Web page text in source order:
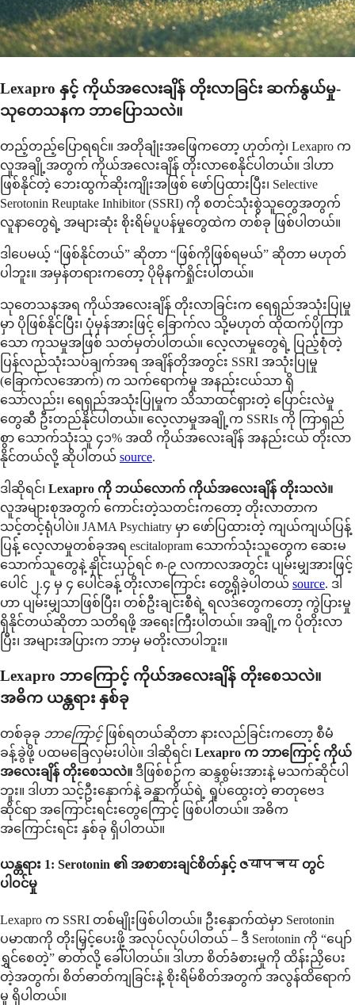
Lexapro နှင့် ကိုယ်အလေးချိန် တိုးလာခြင်း ဆက်နွယ်မှု-
သုတေသနက ဘာပြောသလဲ။
တည့်တည့်ပြောရရင်။ အတိုချုံးအဖြေကတော့ ဟုတ်ကဲ့၊ Lexapro က
လူအချို့အတွက် ကိုယ်အလေးချိန် တိုးလာစေနိုင်ပါတယ်။ ဒါဟာ
ဖြစ်နိုင်တဲ့ ဘေးထွက်ဆိုးကျိုးအဖြစ် ဖော်ပြထားပြီး၊ Selective
Serotonin Reuptake Inhibitor (SSRI) ကို စတင်သုံးစွဲသူတွေအတွက်
လူနာတွေရဲ့ အများဆုံး စိုးရိမ်ပူပန်မှုတွေထဲက တစ်ခု ဖြစ်ပါတယ်။
ဒါပေမယ့် “ဖြစ်နိုင်တယ်” ဆိုတာ “ဖြစ်ကိုဖြစ်ရမယ်” ဆိုတာ မဟုတ်
ပါဘူး။ အမှန်တရားကတော့ ပိုမိုနက်ရှိုင်းပါတယ်။
သုတေသနအရ ကိုယ်အလေးချိန် တိုးလာခြင်းက ရေရှည်အသုံးပြုမှု
မှာ ပိုဖြစ်နိုင်ပြီး၊ ပုံမှန်အားဖြင့် ခြောက်လ သို့မဟုတ် ထိုထက်ပိုကြာ
သော ကုသမှုအဖြစ် သတ်မှတ်ပါတယ်။ လေ့လာမှုတွေရဲ့ ပြည့်စုံတဲ့
ပြန်လည်သုံးသပ်ချက်အရ အချိန်တိုအတွင်း SSRI အသုံးပြုမှု
(ခြောက်လအောက်) က သက်ရောက်မှု အနည်းငယ်သာ ရှိ
သော်လည်း၊ ရေရှည်အသုံးပြုမှုက သိသာထင်ရှားတဲ့ ပြောင်းလဲမှု
တွေဆီ ဦးတည်နိုင်ပါတယ်။ လေ့လာမှုအချို့က SSRIs ကို ကြာရှည်
စွာ သောက်သုံးသူ ၄၁% အထိ ကိုယ်အလေးချိန် အနည်းငယ် တိုးလာ
နိုင်တယ်လို့ ဆိုပါတယ် source.
ဒါဆိုရင်၊ Lexapro ကို ဘယ်လောက် ကိုယ်အလေးချိန် တိုးသလဲ။
လူအများစုအတွက် ကောင်းတဲ့သတင်းကတော့ တိုးလာတာက
သင့်တင့်ရုံပါပဲ။ JAMA Psychiatry မှာ ဖော်ပြထားတဲ့ ကျယ်ကျယ်ပြန့်
ပြန့် လေ့လာမှုတစ်ခုအရ escitalopram သောက်သုံးသူတွေက ဆေးမ
သောက်သူတွေနဲ့ နှိုင်းယှဉ်ရင် ၈-၉ လကာလအတွင်း ပျမ်းမျှအားဖြင့်
ပေါင် ၂.၄ မှ ၄ ပေါင်ခန့် တိုးလာကြောင်း တွေ့ရှိခဲ့ပါတယ် source. ဒါ
ဟာ ပျမ်းမျှသာဖြစ်ပြီး၊ တစ်ဦးချင်းစီရဲ့ ရလဒ်တွေကတော့ ကွဲပြားမှု
ရှိနိုင်တယ်ဆိုတာ သတိရဖို့ အရေးကြီးပါတယ်။ အချို့က ပိုတိုးလာ
ပြီး၊ အများအပြားက ဘာမှ မတိုးလာပါဘူး။
Lexapro ဘာကြောင့် ကိုယ်အလေးချိန် တိုးစေသလဲ။
အဓိက ယန္တရား နှစ်ခု
တစ်ခုခု ဘာကြောင့်ဖြစ်ရတယ်ဆိုတာ နားလည်ခြင်းကတော့ စီမံ
ခန့်ခွဲဖို့ ပထမခြေလှမ်းပါပဲ။ ဒါဆိုရင်၊ Lexapro က ဘာကြောင့် ကိုယ်
အလေးချိန် တိုးစေသလဲ။ ဒီဖြစ်စဉ်က ဆန္ဒစွမ်းအားနဲ့ မသက်ဆိုင်ပါ
ဘူး။ ဒါဟာ သင့်ဦးနှောက်နဲ့ ခန္ဓာကိုယ်ရဲ့ ရှုပ်ထွေးတဲ့ ဓာတုဗေဒ
ဆိုင်ရာ အကြောင်းရင်းတွေကြောင့် ဖြစ်ပါတယ်။ အဓိက
အကြောင်းရင်း နှစ်ခု ရှိပါတယ်။
ယန္တရား 1: Serotonin ၏ အစာစားချင်စိတ်နှင့် ဇयापचय တွင်
ပါဝင်မှု
Lexapro က SSRI တစ်မျိုးဖြစ်ပါတယ်။ ဦးနှောက်ထဲမှာ Serotonin
ပမာဏကို တိုးမြှင့်ပေးဖို့ အလုပ်လုပ်ပါတယ် – ဒီ Serotonin ကို “ပျော်
ရွှင်စေတဲ့” ဓာတ်လို့ ခေါ်ပါတယ်။ ဒါဟာ စိတ်ခံစားမှုကို ထိန်းညှိပေး
တဲ့အတွက်၊ စိတ်ဓာတ်ကျခြင်းနဲ့ စိုးရိမ်စိတ်အတွက် အလွန်ထိရောက်
မှု ရှိပါတယ်။